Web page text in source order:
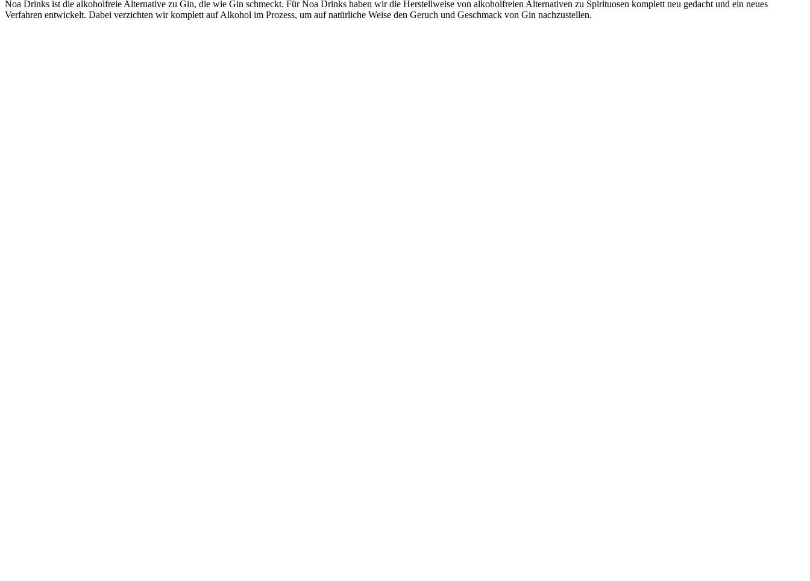
Noa Drinks ist die alkoholfreie Alternative zu Gin, die wie Gin schmeckt. Für Noa Drinks haben wir die Herstellweise von alkoholfreien Alternativen zu Spirituosen komplett neu gedacht und ein neues
Verfahren entwickelt. Dabei verzichten wir komplett auf Alkohol im Prozess, um auf natürliche Weise den Geruch und Geschmack von Gin nachzustellen.